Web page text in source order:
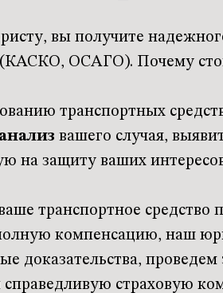
вы получите
(КАСКО, ОСАГО). Почему
транспортных
вашего случая,
на защиту ваших
транспортное средство
компенсацию, наш
доказательства,
страховую